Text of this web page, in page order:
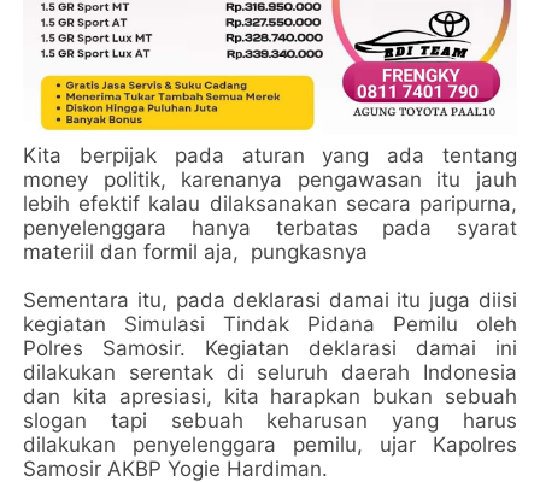
Kita berpijak pada aturan yang ada tentang
money politik, karenanya pengawasan itu jauh
lebih efektif kalau dilaksanakan secara paripurna,
penyelenggara hanya terbatas pada syarat
materiil dan formil aja, pungkasnya
Sementara itu, pada deklarasi damai itu juga diisi
kegiatan Simulasi Tindak Pidana Pemilu oleh
Polres Samosir. Kegiatan deklarasi damai ini
dilakukan serentak di seluruh daerah Indonesia
dan kita apresiasi, kita harapkan bukan sebuah
slogan tapi sebuah keharusan yang harus
dilakukan penyelenggara pemilu, ujar Kapolres
Samosir AKBP Yogie Hardiman.